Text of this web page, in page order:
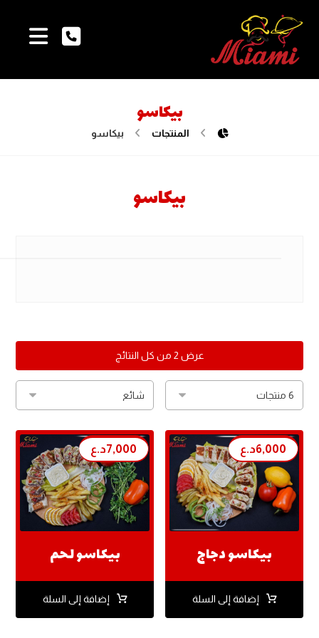
بيكاسو
المنتجات بيكاسو
بيكاسو
عرض ⁦2⁩ من كل النتائج
بيكاسو دجاج
6,000د.ع
إضافة إلى السلة
بيكاسو لحم
7,000د.ع
إضافة إلى السلة